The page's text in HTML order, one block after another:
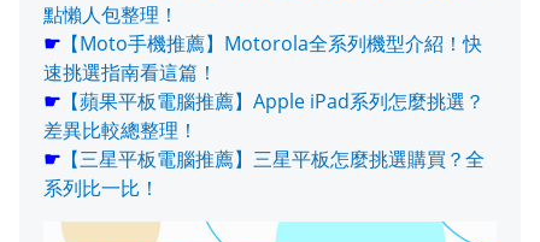
點懶人包整理！
☛ 【Moto手機推薦】Motorola全系列機型介紹！快
速挑選指南看這篇！
☛ 【蘋果平板電腦推薦】Apple iPad系列怎麼挑選？
差異比較總整理！
☛ 【三星平板電腦推薦】三星平板怎麼挑選購買？全
系列比一比！